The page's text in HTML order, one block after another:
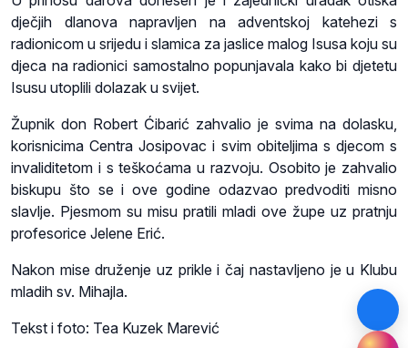
dječjih dlanova napravljen na adventskoj katehezi s
radionicom u srijedu i slamica za jaslice malog Isusa koju su
djeca na radionici samostalno popunjavala kako bi djetetu
Isusu utoplili dolazak u svijet.
Župnik don Robert Ćibarić zahvalio je svima na dolasku,
korisnicima Centra Josipovac i svim obiteljima s djecom s
invaliditetom i s teškoćama u razvoju. Osobito je zahvalio
biskupu što se i ove godine odazvao predvoditi misno
slavlje. Pjesmom su misu pratili mladi ove župe uz pratnju
profesorice Jelene Erić.
Nakon mise druženje uz prikle i čaj nastavljeno je u Klubu
mladih sv. Mihajla.
Tekst i foto: Tea Kuzek Marević